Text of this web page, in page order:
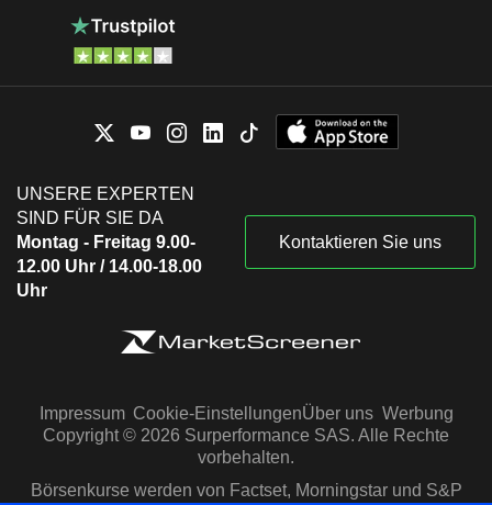
UNSERE EXPERTEN
SIND FÜR SIE DA
Montag - Freitag 9.00-
12.00 Uhr / 14.00-18.00
Uhr
Kontaktieren Sie uns
Impressum Cookie-EinstellungenÜber uns Werbung
Copyright © 2026 Surperformance SAS. Alle Rechte
vorbehalten.
Börsenkurse werden von Factset, Morningstar und S&P